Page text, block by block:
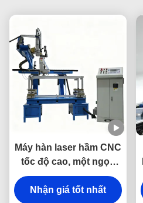
Máy hàn laser hầm CNC
tốc độ cao, một ngọn
đuốc tự động cho bồn
rửa thép không gỉ
Nhận giá tốt nhất